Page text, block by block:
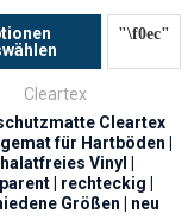
Cleartex
Cleartex
für Hartböden |
Vinyl |
| rechteckig |
Größen | neu